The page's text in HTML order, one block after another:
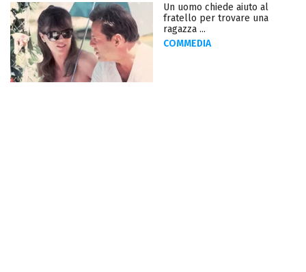
Un uomo chiede aiuto al
fratello per trovare una
ragazza ...
COMMEDIA